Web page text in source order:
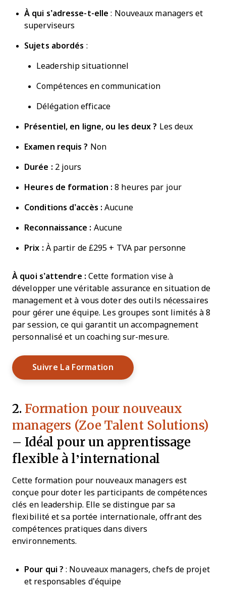
À qui s’adresse-t-elle : Nouveaux managers et
superviseurs
Sujets abordés :
Leadership situationnel
Compétences en communication
Délégation efficace
Présentiel, en ligne, ou les deux ? Les deux
Examen requis ? Non
Durée : 2 jours
Heures de formation : 8 heures par jour
Conditions d’accès : Aucune
Reconnaissance : Aucune
Prix : À partir de £295 + TVA par personne
À quoi s’attendre : Cette formation vise à
développer une véritable assurance en situation de
management et à vous doter des outils nécessaires
pour gérer une équipe. Les groupes sont limités à 8
par session, ce qui garantit un accompagnement
personnalisé et un coaching sur-mesure.
Suivre La Formation Opens New Window
2. Formation pour nouveaux
managers (Zoe Talent Solutions)
– Idéal pour un apprentissage
flexible à l’international
Cette formation pour nouveaux managers est
conçue pour doter les participants de compétences
clés en leadership. Elle se distingue par sa
flexibilité et sa portée internationale, offrant des
compétences pratiques dans divers
environnements.
Pour qui ? : Nouveaux managers, chefs de projet
et responsables d’équipe